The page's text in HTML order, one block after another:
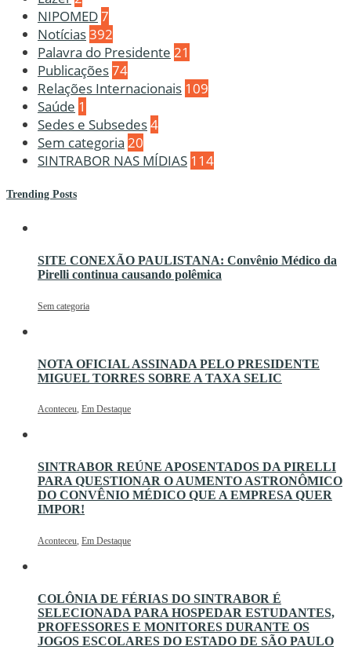
NIPOMED7
Notícias392
Palavra do Presidente 21
Publicações74
Relações Internacionais 109
Saúde 1
Sedes e Subsedes4
Sem categoria 20
SINTRABOR NAS MÍDIAS 114
Trending Posts
SITE CONEXÃO PAULISTANA: Convênio Médico da
Pirelli continua causando polêmica
Sem categoria
NOTA OFICIAL ASSINADA PELO PRESIDENTE
MIGUEL TORRES SOBRE A TAXA SELIC
Aconteceu, Em Destaque
SINTRABOR REÚNE APOSENTADOS DA PIRELLI
PARA QUESTIONAR O AUMENTO ASTRONÔMICO
DO CONVÊNIO MÉDICO QUE A EMPRESA QUER
IMPOR!
Aconteceu Em Destaque
COLÔNIA DE FÉRIAS DO SINTRABOR É
SELECIONADA PARA HOSPEDAR ESTUDANTES,
PROFESSORES E MONITORES DURANTE OS
JOGOS ESCOLARES DO ESTADO DE SÃO PAULO